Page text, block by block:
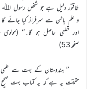
طاقتور دلیل ہے جو شخص رسول اﷲ
و علم باطن سے سرفراز کیا جائے گا
صفحہ53)
’’ ہندوستان کے بہت سے علمی
حقیقت یہ ہے کہ یہ کتاب بہت